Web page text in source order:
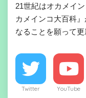
21世紀はオカメイ
カメインコ大百科
なることを願って
Twitter YouTube